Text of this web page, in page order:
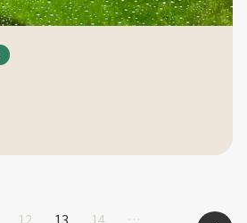
12 13 14
…